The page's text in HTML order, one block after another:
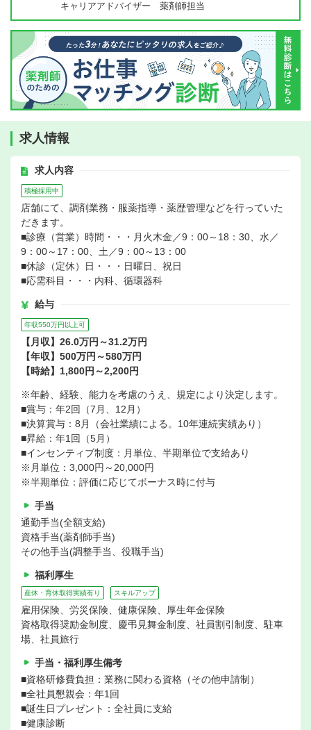
キャリアアドバイザー 薬剤師担当
求人情報
求人内容
積極採用中
店舗にて、調剤業務・服薬指導・薬歴管理などを行っていた
だきます。
■診療（営業）時間・・・月火木金／9：00～18：30、水／
9：00～17：00、土／9：00～13：00
■休診（定休）日・・・日曜日、祝日
■応需科目・・・内科、循環器科
給与
年収550万円以上可
【月収】26.0万円～31.2万円
【年収】500万円～580万円
【時給】1,800円～2,200円
※年齢、経験、能力を考慮のうえ、規定により決定します。
■賞与：年2回（7月、12月）
■決算賞与：8月（会社業績による。10年連続実績あり）
■昇給：年1回（5月）
■インセンティブ制度：月単位、半期単位で支給あり
※月単位：3,000円～20,000円
※半期単位：評価に応じてボーナス時に付与
手当
通勤手当(全額支給)
資格手当(薬剤師手当)
その他手当(調整手当、役職手当)
福利厚生
産休・育休取得実績有り スキルアップ
雇用保険、労災保険、健康保険、厚生年金保険
資格取得奨励金制度、慶弔見舞金制度、社員割引制度、駐車
場、社員旅行
手当・福利厚生備考
■資格研修費負担：業務に関わる資格（その他申請制）
■全社員懇親会：年1回
■誕生日プレゼント：全社員に支給
■健康診断